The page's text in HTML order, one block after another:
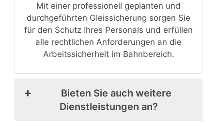
Mit einer professionell geplanten und
durchgeführten Gleissicherung sorgen Sie
für den Schutz Ihres Personals und erfüllen
alle rechtlichen Anforderungen an die
Arbeitssicherheit im Bahnbereich.
Bieten Sie auch weitere
Dienstleistungen an?